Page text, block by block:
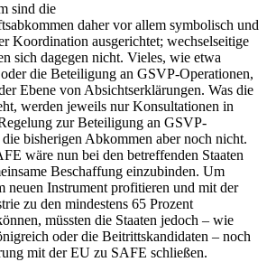
sind die
daher vor allem symbolisch und
Koordination ausgerichtet; wechsel­seitige
sich dagegen nicht. Vieles, wie etwa
die Beteiligung an GSVP-Operatio­nen,
Ebene von Absichtserklärungen. Was die
werden jeweils nur Kon­sultationen in
zur Beteiligung an GSVP-
bisherigen Abkommen aber noch nicht.
wäre nun bei den betreffenden Staaten
Beschaffung einzu­binden. Um
neuen Instrument profitieren und mit der
zu den mindestens 65 Prozent
müssten die Staaten jedoch – wie
oder die Beitritts­kandidaten – noch
mit der EU zu SAFE schließen.